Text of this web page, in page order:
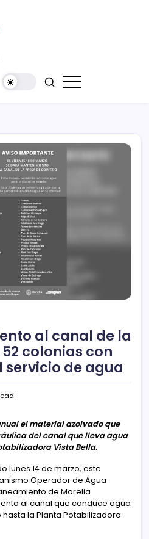
al canal de la
colonias con
servicio de agua
el material azolvado que
del canal que lleva agua
Vista Bella.
lunes 14 de marzo, este
Operador de Agua
de Morelia
al canal que conduce agua
la Planta Potabilizadora